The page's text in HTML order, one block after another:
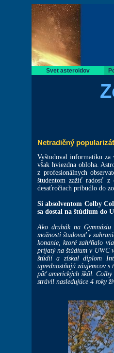
Svet asteroidov
Netradičný
Vyštudoval informatiku
však hviezdna obloha.
z profesionálnych
študentom zažiť radosť
desaťročiach pribudlo do
Si absolventom Colby
sa dostal na štúdium do
Ako druhák na
možnosti študovať v
konanie, ktoré zahŕňalo
prijatý na štúdium v UWC
štúdií a získal diplom
uprednostňujú záujemcov
päť amerických škôl.
strávil nasledujúce 4 roky